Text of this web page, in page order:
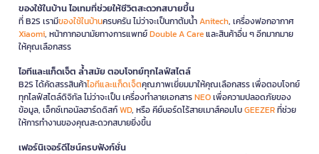
ของใช้ในบ้าน ไอเทมที่ช่วยให้ชีวิตสะดวกสบายขึ้น
ที่ B2S เรามีของใช้ในบ้านครบครัน ไม่ว่าจะเป็นกาต้มน้ำAnitech, เครื่องฟอกอากาศ
Xiaomi, หน้ากากอนามัยทางการแพทย์Double A Careและสินค้าอื่น ๆ อีกมากมาย
ให้คุณเลือกสรร
ไอทีและแก็ดเจ็ต ล้ำสมัย ตอบโจทย์ทุกไลฟ์สไตล์
B2S ได้คัดสรรสินค้าไอทีและแก็ดเจ็ตคุณภาพเยี่ยมมาให้คุณเลือกสรร เพื่อตอบโจทย์
ทุกไลฟ์สไตล์ดิจิทัล ไม่ว่าจะเป็น เครื่องทำลายเอกสารNEOเพื่อความปลอดภัยของ
ข้อมูล, เอ็กซ์เทอนัลฮาร์ดดิสก์WD, หรือ คีย์บอร์ดไร้สายเมาส์คอมโบGEEZERที่ช่วย
ให้การทำงานของคุณสะดวกสบายยิ่งขึ้น
เฟอร์นิเจอร์ดีไซน์ครบฟังก์ชั่น